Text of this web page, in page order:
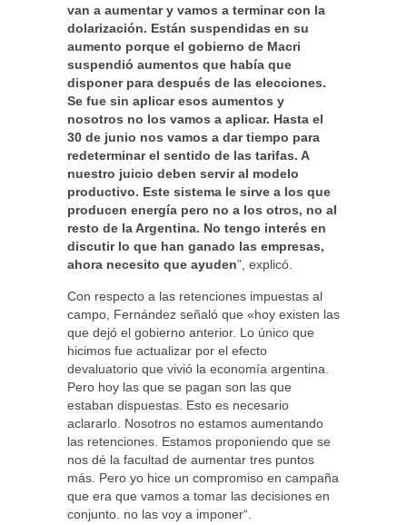
van a aumentar y vamos a terminar con la
dolarización. Están suspendidas en su
aumento porque el gobierno de Macri
suspendió aumentos que había que
disponer para después de las elecciones.
Se fue sin aplicar esos aumentos y
nosotros no los vamos a aplicar. Hasta el
30 de junio nos vamos a dar tiempo para
redeterminar el sentido de las tarifas. A
nuestro juicio deben servir al modelo
productivo. Este sistema le sirve a los que
producen energía pero no a los otros, no al
resto de la Argentina. No tengo interés en
discutir lo que han ganado las empresas,
ahora necesito que ayuden”, explicó.
Con respecto a las retenciones impuestas al
campo, Fernández señaló que «hoy existen las
que dejó el gobierno anterior. Lo único que
hicimos fue actualizar por el efecto
devaluatorio que vivió la economía argentina.
Pero hoy las que se pagan son las que
estaban dispuestas. Esto es necesario
aclararlo. Nosotros no estamos aumentando
las retenciones. Estamos proponiendo que se
nos dé la facultad de aumentar tres puntos
más. Pero yo hice un compromiso en campaña
que era que vamos a tomar las decisiones en
conjunto. no las voy a imponer“.